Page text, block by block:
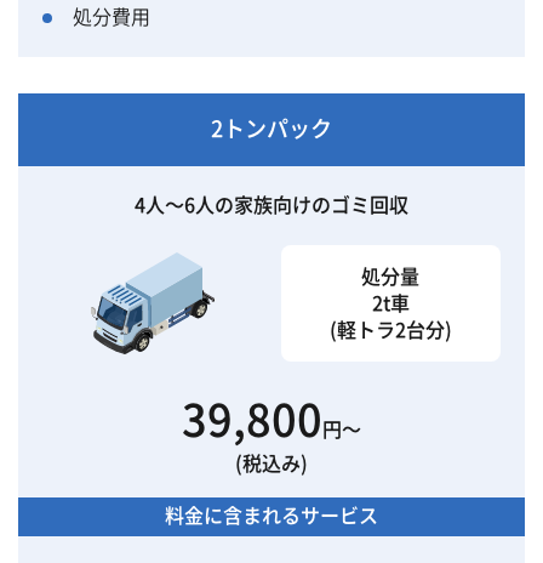
処分費用
2トンパック
4人〜6人の家族向けのゴミ回収
処分量
2t車
(軽トラ2台分)
39,800 円〜
(税込み)
料金に含まれるサービス